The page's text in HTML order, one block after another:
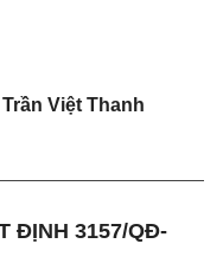
Trần Việt Thanh
ĐỊNH 3157/QĐ-